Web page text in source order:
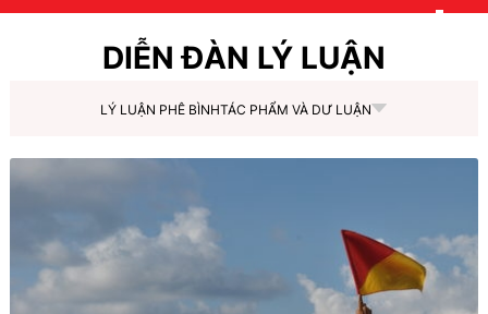
DIỄN ĐÀN LÝ LUẬN
LÝ LUẬN PHÊ BÌNHTÁC PHẨM VÀ DƯ LUẬN